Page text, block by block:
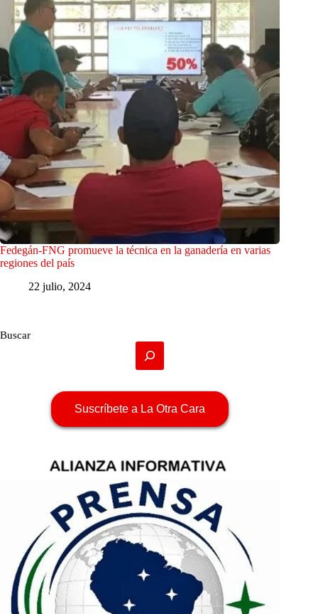
Fedegán-FNG promueve la técnica en la ganadería en varias
regiones del país
22 julio, 2024
Buscar
Suscríbete a La Otra Cara